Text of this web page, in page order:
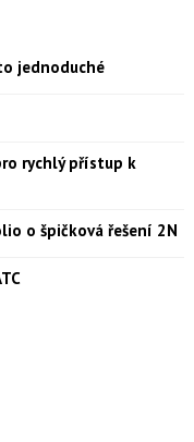
jednoduché
rychlý přístup k
o špičková řešení 2N